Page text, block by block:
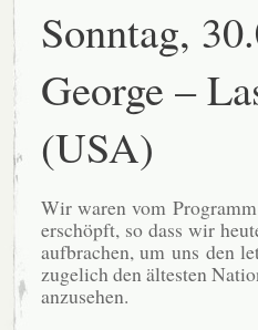
Sonntag,
George –
(USA)
Wir waren vom
erschöpft, so dass wir
aufbrachen, um uns den
zugelich den ältesten
anzusehen.